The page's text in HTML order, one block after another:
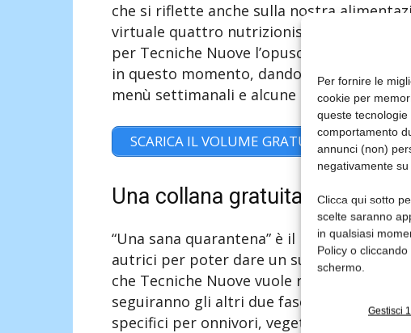
Per fornire le
cookie per
queste
comportamento
annunci (non)
negativamente
Clicca qui sotto
scelte saranno
in qualsiasi
Policy o
schermo.
Gestisci
che si riflette anche sulla nostra
virtuale quattro nutrizioniste e una
per Tecniche Nuove l’opuscolo “Una sana
in questo momento, dando alcune
menù settimanali e alcune ricette.
SCARICA IL VOLUME GRATUITO
Una collana gratuita
“Una sana quarantena” è il primo di tre
autrici per poter dare un supporto e un
che Tecniche Nuove vuole regalare a
seguiranno gli altri due fascicoli (uno
specifici per onnivori, vegetariani, celiaci